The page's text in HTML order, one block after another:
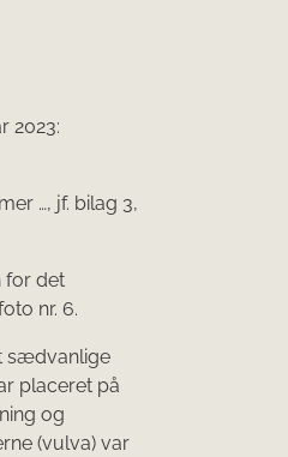
2023:
…, jf. bilag 3,
for det
nr. 6.
sædvanlige
placeret på
og
(vulva) var